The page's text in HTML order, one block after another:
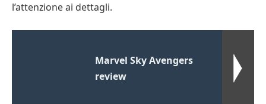
l’attenzione ai dettagli.
Marvel Sky Avengers
review